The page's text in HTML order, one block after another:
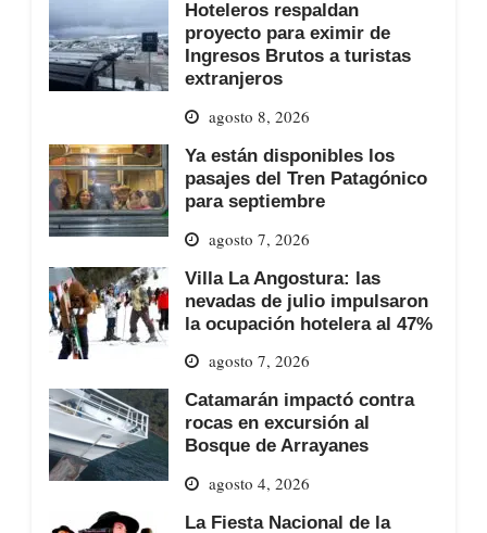
Hoteleros respaldan
proyecto para eximir de
Ingresos Brutos a turistas
extranjeros
agosto 8, 2026
Ya están disponibles los
pasajes del Tren Patagónico
para septiembre
agosto 7, 2026
Villa La Angostura: las
nevadas de julio impulsaron
la ocupación hotelera al 47%
agosto 7, 2026
Catamarán impactó contra
rocas en excursión al
Bosque de Arrayanes
agosto 4, 2026
La Fiesta Nacional de la